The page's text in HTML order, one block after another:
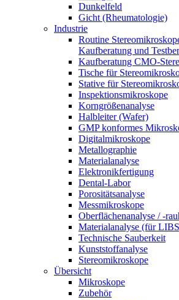
Dunkelfeld
Gicht (Rheumatologie)
Industrie
Routine
Kaufberatung und
Kaufberatung CMO-
Tische für
Stative für
Inspektionsmikroskope
Korngrößenanalyse
Halbleiter (Wafer)
GMP konformes
Digitalmikroskope
Metallographie
Materialanalyse
Elektronikfertigung
Dental-Labor
Porositätsanalyse
Messmikroskope
Oberflächenanalyse / -
Materialanalyse (für
Technische Sauberkeit
Kunststoffanalyse
Stereomikroskope
Übersicht
Mikroskope
Zubehör